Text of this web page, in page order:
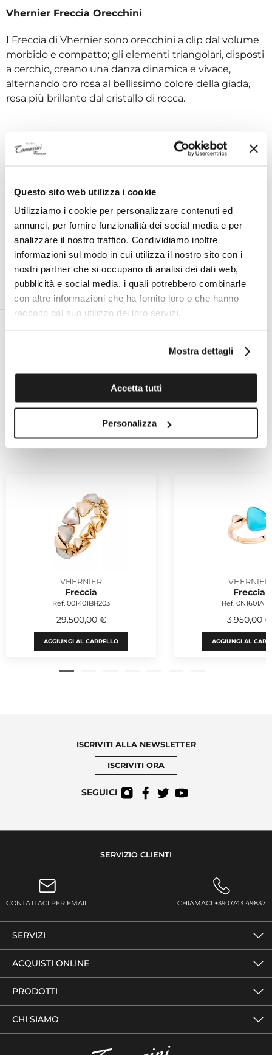
Questo sito web utilizza i cookie
Utilizziamo i cookie per personalizzare contenuti ed
annunci, per fornire funzionalità dei social media e per
analizzare il nostro traffico. Condividiamo inoltre
informazioni sul modo in cui utilizza il nostro sito con i
nostri partner che si occupano di analisi dei dati web,
pubblicità e social media, i quali potrebbero combinarle
con altre informazioni che ha fornito loro o che hanno
raccolto dal suo utilizzo dei loro servizi.
Mostra dettagli
Accetta tutti
Personalizza
Vhernier Freccia Orecchini
I Freccia di Vhernier sono orecchini a clip dal volume
morbido e compatto; gli elementi triangolari, disposti
a cerchio, creano una danza dinamica e vivace,
alternando oro rosa al bellissimo colore della giada,
resa più brillante dal cristallo di rocca.
Specifiche tecniche
I VANTAGGI DI ACQUISTARE DA TOMASINI
FRANCIA
ESPERTO PERSONALE ON
DEMAND AL TUO SERVIZIO
ASSISTENZA TECNICA UFFICIALE
PER TUTTE LE MARCHE
SPEDIZIONE GRATUITA IN ITALIA
POTREBBERO PIACERTI
VHERNIER
Freccia
Ref. 001401BR203
29.500,00 €
AGGIUNGI AL CARRELLO
VHERNIER
Freccia
Ref. 0N1601A
3.950,00 €
AGGIUNGI AL
ISCRIVITI ALLA NEWSLETTER
ISCRIVITI ORA
SEGUICI
SERVIZIO CLIENTI
CONTATTACI PER EMAIL CHIAMACI +39 0743 49837
SERVIZI
ACQUISTI ONLINE
PRODOTTI
CHI SIAMO